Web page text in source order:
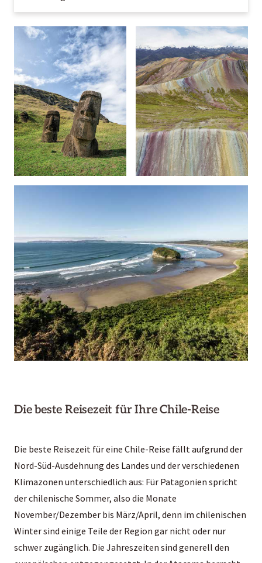
Die beste Reisezeit für Ihre Chile-Reise
Die beste Reisezeit für eine Chile-Reise fällt aufgrund der
Nord-Süd-Ausdehnung des Landes und der verschiedenen
Klimazonen unterschiedlich aus: Für Patagonien spricht
der chilenische Sommer, also die Monate
November/Dezember bis März/April, denn im chilenischen
Winter sind einige Teile der Region gar nicht oder nur
schwer zugänglich. Die Jahreszeiten sind generell den